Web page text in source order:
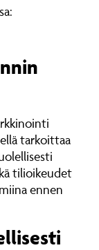
tarkoittaa
tilioikeudet
ennen